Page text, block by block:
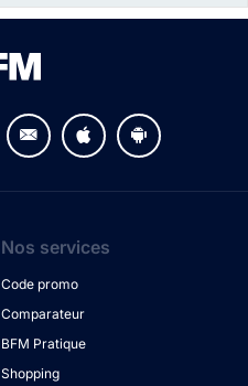
Nos services
Code promo
Comparateur
BFM Pratique
Shopping